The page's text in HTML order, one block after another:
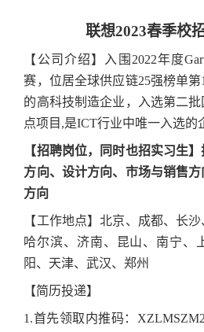
联想2023春季校
【公司介绍】入围 2022年度
赛，位居全球供应链25强榜单
的高科技制造企业，入选第二
点项目,是ICT行业中唯一入选的
【招聘岗位，同时也招实习生
方向、设计方向、市场与销售
方向
【工作地点】北京、成都、长
哈尔滨、济南、昆山、南宁、
阳、天津、武汉、郑州
【简历投递】
1.首先领取内推码：